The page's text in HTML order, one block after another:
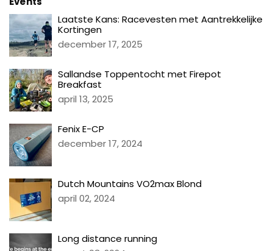
Laatste Kans: Racevesten met Aantrekkelijke
Kortingen
december 17, 2025
Sallandse Toppentocht met Firepot
Breakfast
april 13, 2025
Fenix E-CP
december 17, 2024
Dutch Mountains VO2max Blond
april 02, 2024
Long distance running